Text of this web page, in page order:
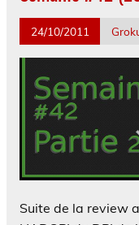
24/10/2011
Suite de la review